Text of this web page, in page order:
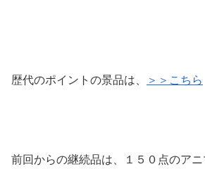
歴代のポイントの景品は、 ＞＞こちら
前回からの継続品は、１５０点のア